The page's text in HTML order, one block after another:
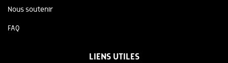
Nous soutenir
FAQ
LIENS UTILES